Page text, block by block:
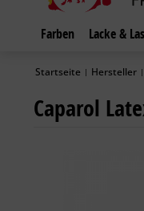
Farben Lacke &
Startseite | Hersteller |
Caparol